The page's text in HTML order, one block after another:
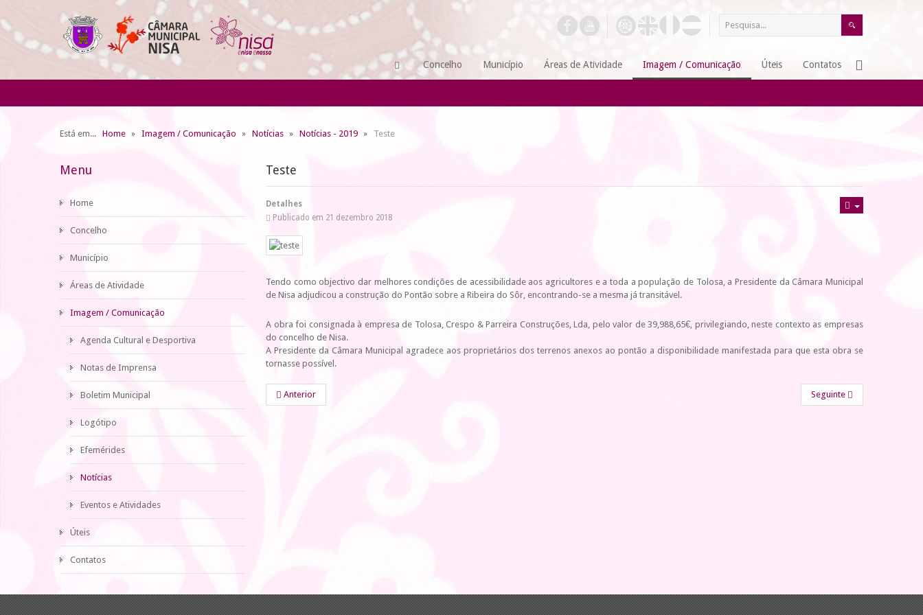
Concelho Município Áreas de Atividade Imagem / Comunicação Úteis Contatos
Está em... Home Imagem / Comunicação Notícias Notícias - 2019 Teste
Teste
Detalhes
Publicado em 21 dezembro 2018
Tendo como objectivo dar melhores condições de acessibilidade aos agricultores e a toda a população de Tolosa, a Presidente da Câmara Municipal
de Nisa adjudicou a construção do Pontão sobre a Ribeira do Sôr, encontrando-se a mesma já transitável.
A obra foi consignada à empresa de Tolosa, Crespo & Parreira Construções, Lda, pelo valor de 39,988,65€, privilegiando, neste contexto as empresas
do concelho de Nisa.
A Presidente da Câmara Municipal agradece aos proprietários dos terrenos anexos ao pontão a disponibilidade manifestada para que esta obra se
tornasse possível.
Anterior Seguinte
Menu
Home
Concelho
Município
Áreas de Atividade
Imagem / Comunicação
Agenda Cultural e Desportiva
Notas de Imprensa
Boletim Municipal
Logótipo
Efemérides
Notícias
Eventos e Atividades
Úteis
Contatos